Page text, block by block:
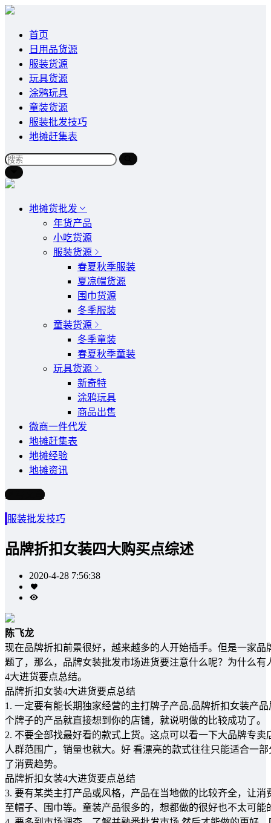
首页
日用品货源
服装货源
玩具货源
涂鸦玩具
童装货源
服装批发技巧
地摊赶集表
地摊货批发
年货产品
小吃货源
服装货源
春夏秋季服装
夏凉帽货源
围巾货源
冬季服装
童装货源
冬季童装
春夏秋季童装
玩具货源
新奇特
涂鸦玩具
商品出售
微商一件代发
地摊赶集表
地摊经验
地摊资讯
写文章
服装批发技巧
品牌折扣女装四大购买点综述
2020-4-28 7:56:38
陈飞龙
现在品牌折扣前景很好，越来越多的人开始插手。但是一家
题了，那么，品牌女装批发市场进货要注意什么呢？为什么
4大进货要点总结。
品牌折扣女装4大进货要点总结
1. 一定要有能长期独家经营的主打牌子产品,品牌折扣女装产
个牌子的产品就直接想到你的店铺，就说明做的比较成功了。
2. 不要全部找最好看的款式上货。这点可以看一下大品牌专
人群范围广，销量也就大。好 看漂亮的款式往往只能适合一
了消费趋势。
品牌折扣女装4大进货要点总结
3. 要有某类主打产品或风格，产品在当地做的比较齐全，让
至帽子、围巾等。童装产品很多的，想都做的很好也不太可能